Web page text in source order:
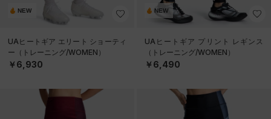
NEW
UAヒートギア エリート ショーティ
ー（トレーニング/WOMEN）
￥6,930
NEW
UAヒートギア プリント レギンス
（トレーニング/WOMEN）
￥6,490